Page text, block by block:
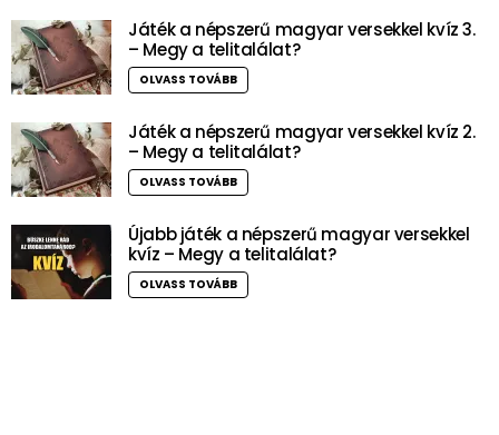
Játék a népszerű magyar versekkel kvíz 3.
– Megy a telitalálat?
OLVASS TOVÁBB
Játék a népszerű magyar versekkel kvíz 2.
– Megy a telitalálat?
OLVASS TOVÁBB
Újabb játék a népszerű magyar versekkel
kvíz – Megy a telitalálat?
OLVASS TOVÁBB